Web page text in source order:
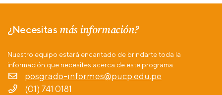
¿Necesitas más información?
Nuestro equipo estará encantado de brindarte toda la
información que necesites acerca de este programa.
posgrado-informes@pucp.edu.pe
(01) 741 0181